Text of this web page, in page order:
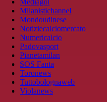
Mediagol
Milanistichannel
Mondoudinese
Notiziecalciomercato
Numericalcio
Padovasport
Pianetamilan
SOS Fanta
Toronews
Tuttobolognaweb
Violanews